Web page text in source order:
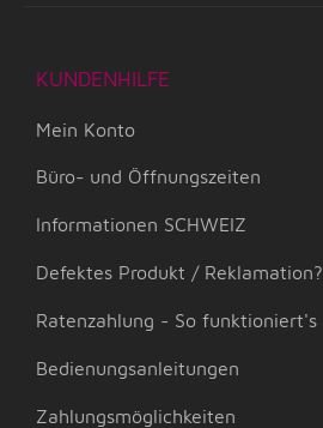
KUNDENHILFE
Mein Konto
Büro- und Öffnungszeiten
Informationen SCHWEIZ
Defektes Produkt / Reklamation?
Ratenzahlung - So funktioniert's
Bedienungsanleitungen
Zahlungsmöglichkeiten